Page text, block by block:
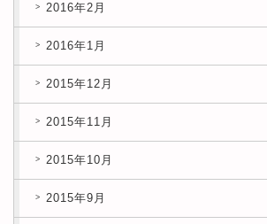
2016年2月
2016年1月
2015年12月
2015年11月
2015年10月
2015年9月